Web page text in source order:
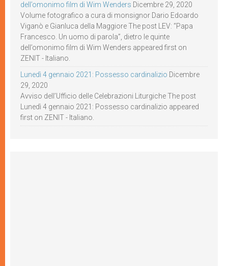
dell’omonimo film di Wim Wenders Dicembre 29, 2020
Volume fotografico a cura di monsignor Dario Edoardo
Viganò e Gianluca della Maggiore The post LEV: “Papa
Francesco. Un uomo di parola”, dietro le quinte
dell’omonimo film di Wim Wenders appeared first on
ZENIT - Italiano.
Lunedì 4 gennaio 2021: Possesso cardinalizio Dicembre
29, 2020
Avviso dell’Ufficio delle Celebrazioni Liturgiche The post
Lunedì 4 gennaio 2021: Possesso cardinalizio appeared
first on ZENIT - Italiano.